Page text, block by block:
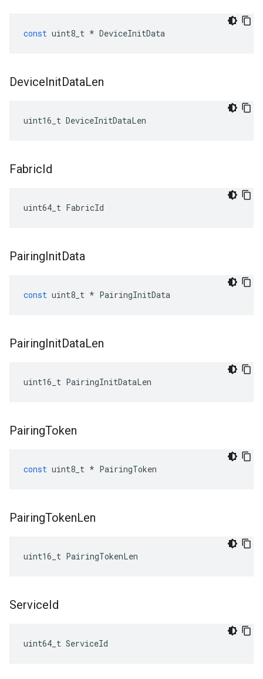
const uint8_t * DeviceInitData
DeviceInitDataLen
uint16_t DeviceInitDataLen
FabricId
uint64_t FabricId
PairingInitData
const uint8_t * PairingInitData
PairingInitDataLen
uint16_t PairingInitDataLen
PairingToken
const uint8_t * PairingToken
PairingTokenLen
uint16_t PairingTokenLen
ServiceId
uint64_t ServiceId